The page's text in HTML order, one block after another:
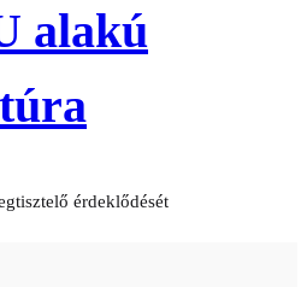
alakú
érdeklődését